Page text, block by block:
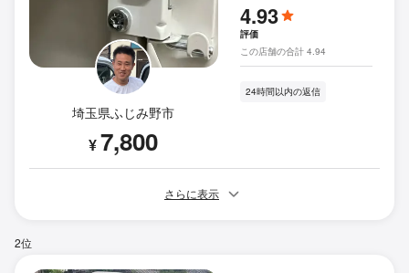
埼玉県ふじみ野市
¥7,800
4.93
評価
この店舗の合計 4.94
24時間以内の返信
さらに表示
2位